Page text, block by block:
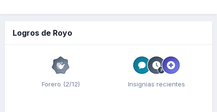
Logros de Royo
Forero (2/12) Insignias recientes